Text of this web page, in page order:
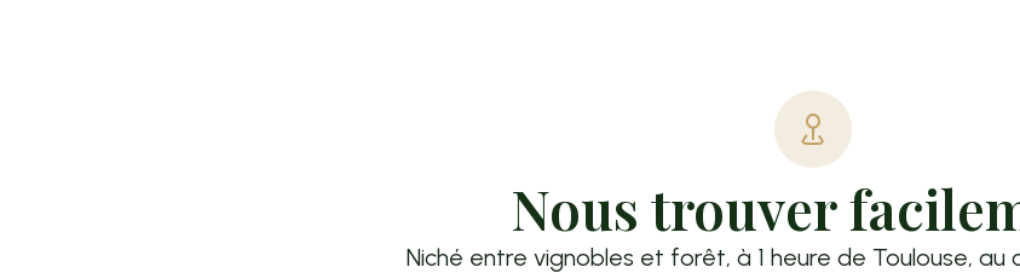
Nous trouver
Niché entre vignobles et forêt, à 1 heure de Toulouse,